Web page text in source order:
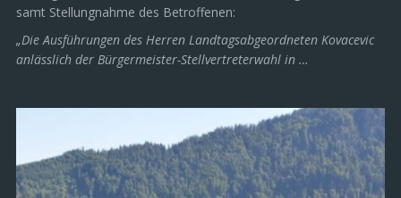
samt Stellungnahme des Betroffenen:
„Die Ausführungen des Herren Landtagsabgeordneten Kovacevic
anlässlich der Bürgermeister-Stellvertreterwahl in …